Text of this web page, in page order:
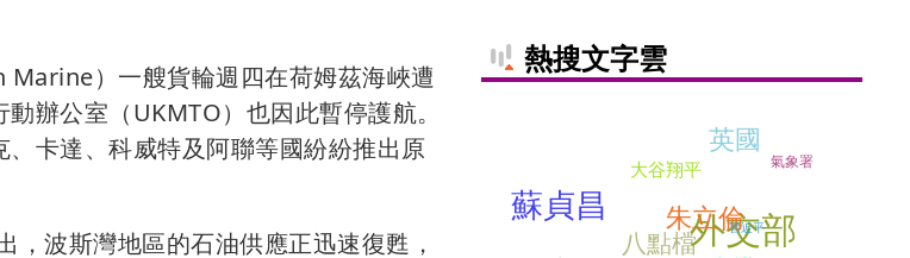
）一艘貨輪週四在荷姆茲海峽遭
辦公室（UKMTO）也因此暫停護航。
卡達、科威特及阿聯等國紛紛推出原
波斯灣地區的石油供應正迅速復甦，
熱搜文字雲
英國
八點檔
氣象署
大谷翔平
外交部
蘇貞昌 朱立倫習近平